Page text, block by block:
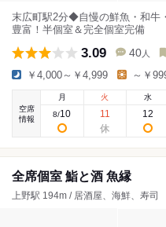
末広町駅2分◆自慢の鮮魚・和牛
豊富！半個室＆完全個室完備
3.09 40 人
￥4,000～￥4,999 ～￥
空席
情報
月
8/10
火
11
水
12
全席個室 鮨と酒 魚縁
上野駅 194m / 居酒屋、海鮮、寿司